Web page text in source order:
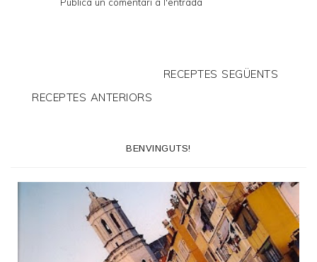
RECEPTES SEGÜENTS
RECEPTES ANTERIORS
BENVINGUTS!